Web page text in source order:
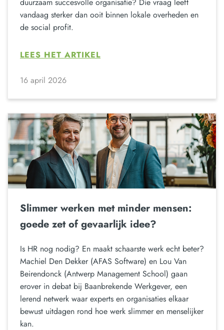
vandaag sterker dan ooit binnen lokale overheden en
de social profit.
LEES HET ARTIKEL
16 april 2026
Slimmer werken met minder mensen:
goede zet of gevaarlijk idee?
Is HR nog nodig? En maakt schaarste werk echt beter?
Machiel Den Dekker (AFAS Software) en Lou Van
Beirendonck (Antwerp Management School) gaan
erover in debat bij Baanbrekende Werkgever, een
lerend netwerk waar experts en organisaties elkaar
bewust uitdagen rond hoe werk slimmer en menselijker
kan.